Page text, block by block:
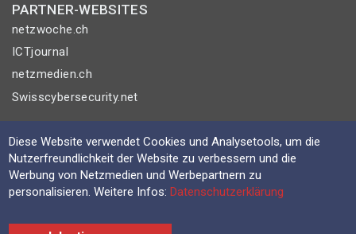
PARTNER-WEBSITES
netzwoche.ch
ICTjournal
netzmedien.ch
Swisscybersecurity.net
© NETZMEDIEN AG 2026
Impressum
AGB
Nutzungsbestimmungen
Datenschutzerklärung
Diese Website verwendet Cookies und Analysetools, um die
Nutzerfreundlichkeit der Website zu verbessern und die
Werbung von Netzmedien und Werbepartnern zu
personalisieren. Weitere Infos:Datenschutzerklärung